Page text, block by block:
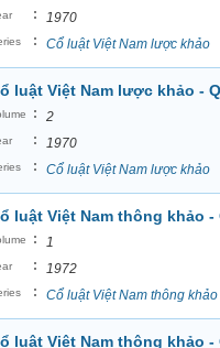
: 1970
: Cổ luật Việt Nam lược khảo
luật Việt Nam lược khảo -
: 2
: 1970
: Cổ luật Việt Nam lược khảo
luật Việt Nam thông khảo -
: 1
: 1972
: Cổ luật Việt Nam thông khảo
luật Việt Nam thông khảo -